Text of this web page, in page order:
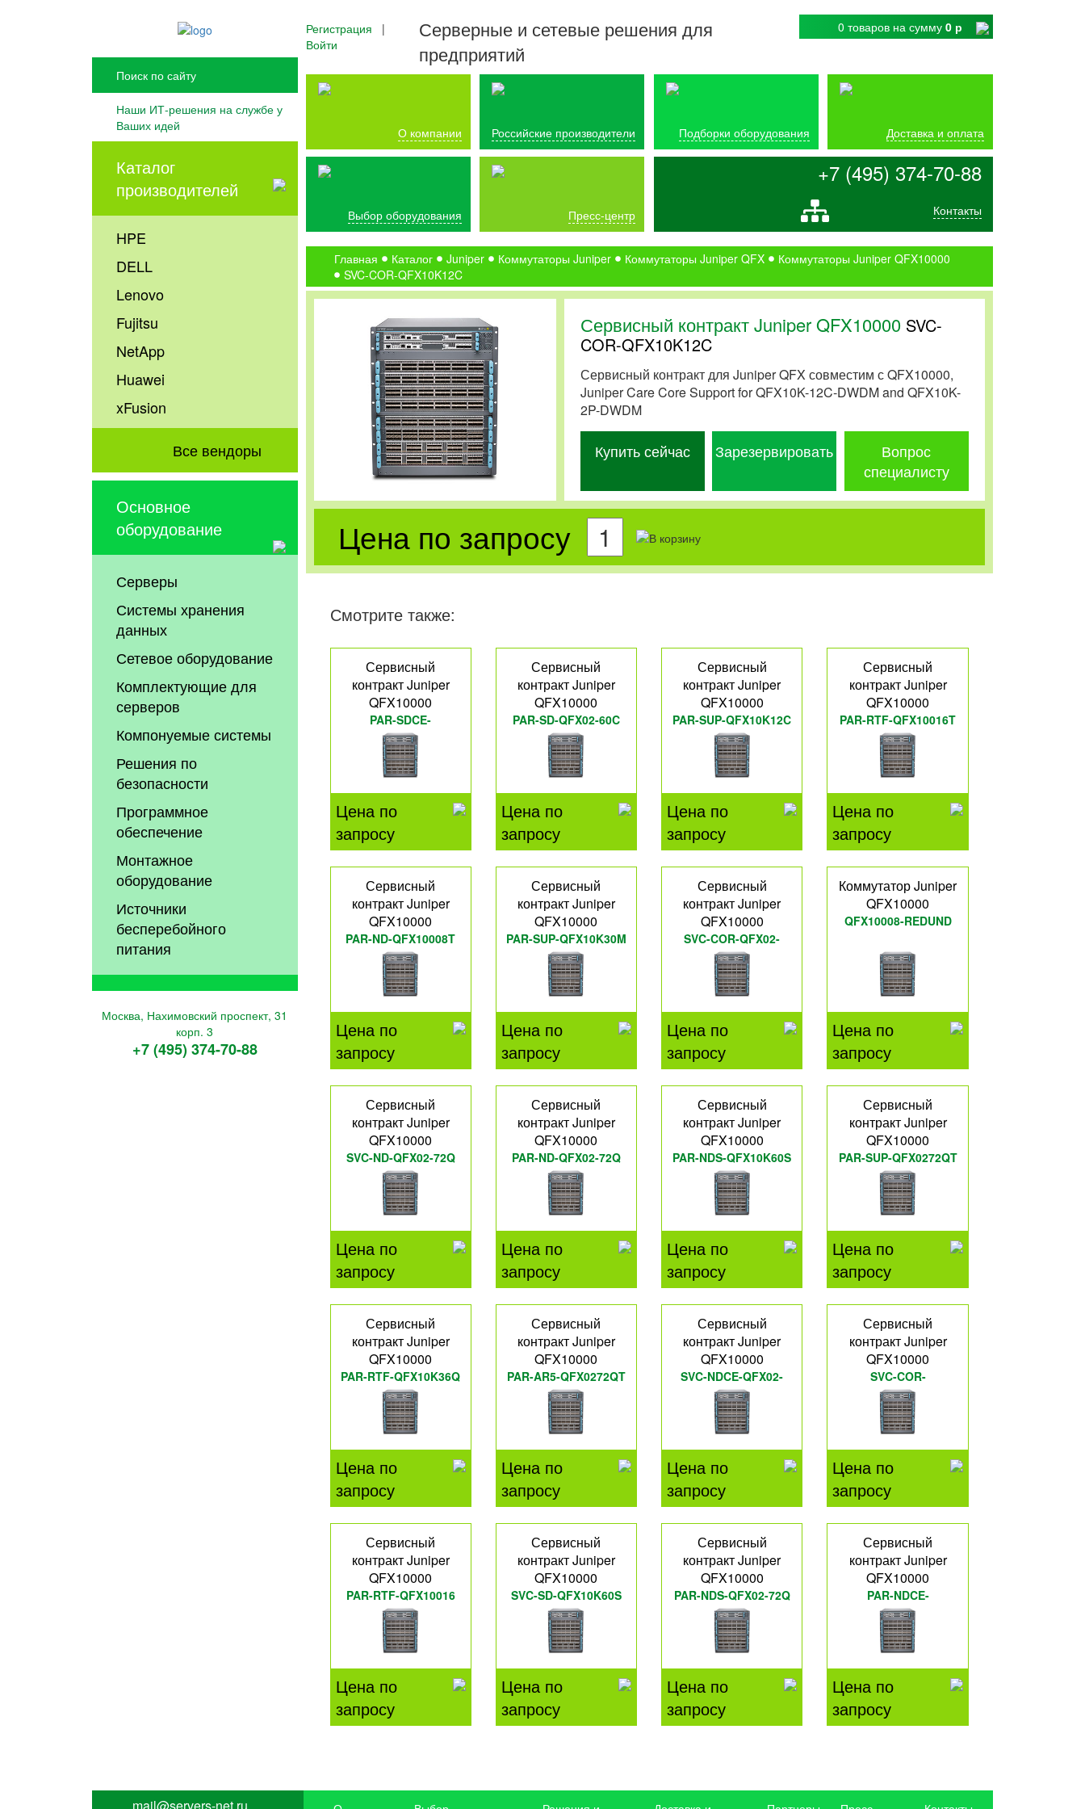
Наши ИТ-решения на службе у
Ваших идей
Каталог
производителей
HPE
DELL
Lenovo
Fujitsu
NetApp
Huawei
xFusion
Все вендоры
Основное
оборудование
Серверы
Системы хранения
данных
Сетевое оборудование
Комплектующие для
серверов
Компонуемые системы
Решения по
безопасности
Программное
обеспечение
Монтажное
оборудование
Источники
бесперебойного
питания
Москва, Нахимовский проспект, 31
корп. 3
+7 (495) 374-70-88
Регистрация |
Войти
Серверные и сетевые решения для
предприятий
0 товаров на сумму 0 р
О компании Российские производители Подборки оборудования Доставка и оплата
Выбор оборудования Пресс-центр
+7 (495) 374-70-88
Контакты
Главная Каталог Juniper Коммутаторы Juniper Коммутаторы Juniper QFX
Коммутаторы Juniper QFX10000
SVC-COR-QFX10K12C
Сервисный контракт Juniper QFX10000 SVC-
COR-QFX10K12C
Сервисный контракт для Juniper QFX совместим с QFX10000,
Juniper Care Core Support for QFX10K-12C-DWDM and QFX10K-
2P-DWDM
Купить сейчас Зарезервировать
Вопрос
специалисту
Цена по запросу
Смотрите также:
Сервисный
контракт Juniper
QFX10000
PAR-SDCE-
QFX10K30C
Цена по
запросу
Сервисный
контракт Juniper
QFX10000
PAR-SD-QFX02-60C
Цена по
запросу
Сервисный
контракт Juniper
QFX10000
PAR-SUP-QFX10K12C
Цена по
запросу
Сервисный
контракт Juniper
QFX10000
PAR-RTF-QFX10016T
Цена по
запросу
Сервисный
контракт Juniper
QFX10000
PAR-ND-QFX10008T
Цена по
запросу
Сервисный
контракт Juniper
QFX10000
PAR-SUP-QFX10K30M
Цена по
запросу
Сервисный
контракт Juniper
QFX10000
SVC-COR-QFX02-
36QP
Цена по
запросу
Коммутатор Juniper
QFX10000
QFX10008-REDUND
Цена по
запросу
Сервисный
контракт Juniper
QFX10000
SVC-ND-QFX02-72Q
Цена по
запросу
Сервисный
контракт Juniper
QFX10000
PAR-ND-QFX02-72Q
Цена по
запросу
Сервисный
контракт Juniper
QFX10000
PAR-NDS-QFX10K60S
Цена по
запросу
Сервисный
контракт Juniper
QFX10000
PAR-SUP-QFX0272QT
Цена по
запросу
Сервисный
контракт Juniper
QFX10000
PAR-RTF-QFX10K36Q
Цена по
запросу
Сервисный
контракт Juniper
QFX10000
PAR-AR5-QFX0272QT
Цена по
запросу
Сервисный
контракт Juniper
QFX10000
SVC-NDCE-QFX02-
72Q
Цена по
запросу
Сервисный
контракт Juniper
QFX10000
SVC-COR-
QFX10008PF
Цена по
запросу
Сервисный
контракт Juniper
QFX10000
PAR-RTF-QFX10016
Цена по
запросу
Сервисный
контракт Juniper
QFX10000
SVC-SD-QFX10K60S
Цена по
запросу
Сервисный
контракт Juniper
QFX10000
PAR-NDS-QFX02-72Q
Цена по
запросу
Сервисный
контракт Juniper
QFX10000
PAR-NDCE-
QFX10008H
Цена по
запросу